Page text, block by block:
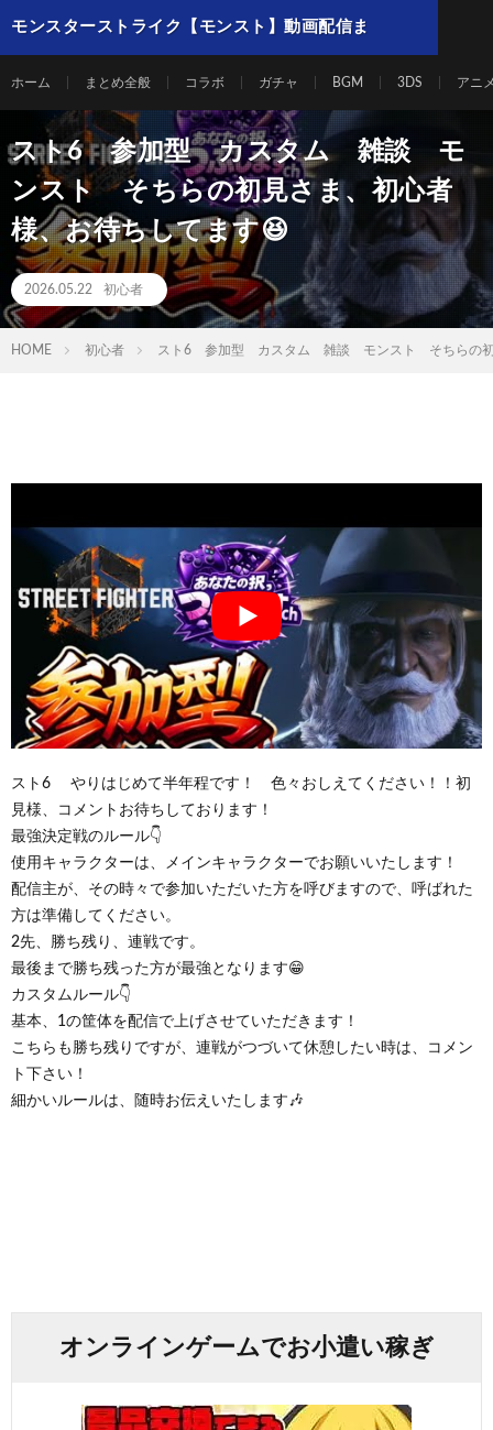
モンスターストライク【モンスト】動画配信ま
ホーム まとめ全般 コラボ ガチャ BGM 3DS アニ
スト6 参加型 カスタム 雑談 モ
ンスト そちらの初見さま、初心者
様、お待ちしてます😆
2026.05.22 初心者
HOME 初心者 スト6 参加型 カスタム 雑談 モンスト そちらの初
スト6 やりはじめて半年程です！ 色々おしえてください！！初
見様、コメントお待ちしております！
最強決定戦のルール👇
使用キャラクターは、メインキャラクターでお願いいたします！
配信主が、その時々で参加いただいた方を呼びますので、呼ばれた
方は準備してください。
2先、勝ち残り、連戦です。
最後まで勝ち残った方が最強となります😁
カスタムルール👇
基本、1の筐体を配信で上げさせていただきます！
こちらも勝ち残りですが、連戦がつづいて休憩したい時は、コメン
ト下さい！
細かいルールは、随時お伝えいたします🎶
オンラインゲームでお小遣い稼ぎ